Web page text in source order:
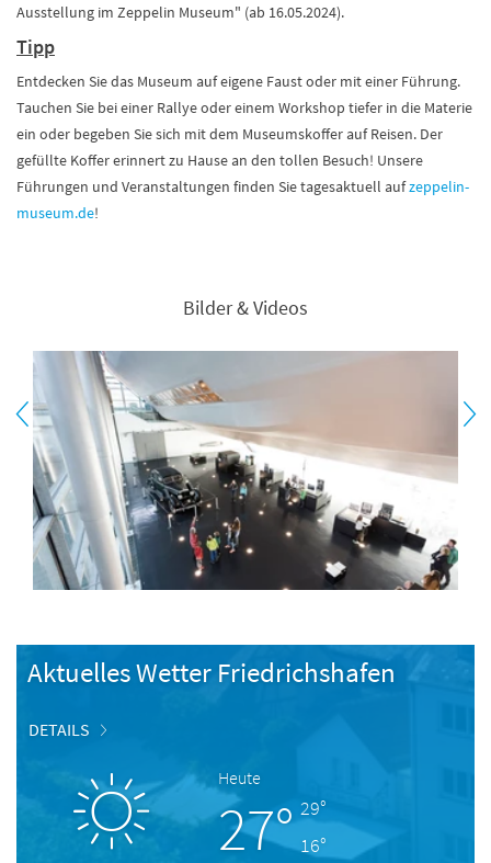
Ausstellung im Zeppelin Museum" (ab 16.05.2024).
Tipp
Entdecken Sie das Museum auf eigene Faust oder mit einer Führung.
Tauchen Sie bei einer Rallye oder einem Workshop tiefer in die Materie
ein oder begeben Sie sich mit dem Museumskoffer auf Reisen. Der
gefüllte Koffer erinnert zu Hause an den tollen Besuch! Unsere
Führungen und Veranstaltungen finden Sie tagesaktuell aufzeppelin-
museum.de!
Bilder & Videos
Aktuelles Wetter Friedrichshafen
DETAILS
Heute
27° 29°
16°